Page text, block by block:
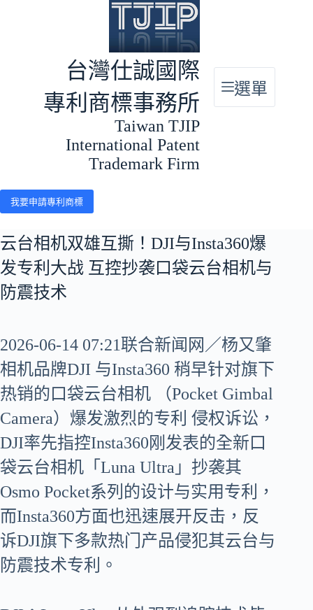
台灣仕誠國際
專利商標事務所
Taiwan TJIP
International Patent
Trademark Firm
選單
我要申請專利商標
云台相机双雄互撕！DJI与Insta360爆
发专利大战 互控抄袭口袋云台相机与
防震技术
2026-06-14 07:21联合新闻网／杨又肇
相机品牌DJI 与Insta360 稍早针对旗下
热销的口袋云台相机 （Pocket Gimbal
Camera）爆发激烈的专利 侵权诉讼，
DJI率先指控Insta360刚发表的全新口
袋云台相机「Luna Ultra」抄袭其
Osmo Pocket系列的设计与实用专利，
而Insta360方面也迅速展开反击，反
诉DJI旗下多款热门产品侵犯其云台与
防震技术专利。